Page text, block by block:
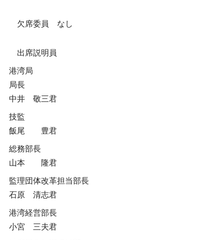
欠席委員 なし
出席説明員
港湾局
局長
中井 敬三君
技監
飯尾 豊君
総務部長
山本 隆君
監理団体改革担当部長
石原 清志君
港湾経営部長
小宮 三夫君